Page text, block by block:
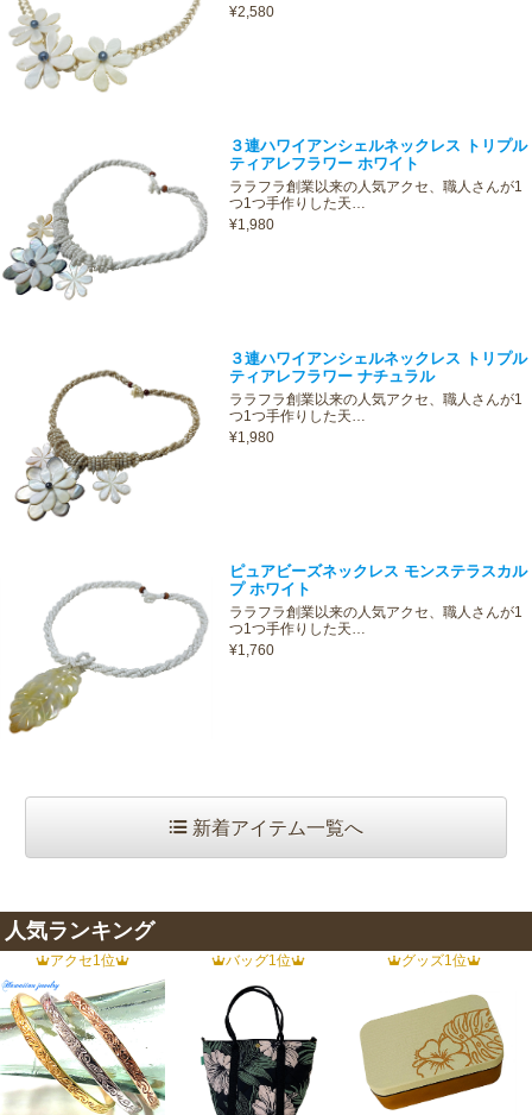
¥2,580
３連ハワイアンシェルネックレス トリプル
ティアレフラワー ホワイト
ララフラ創業以来の人気アクセ、職人さんが1
つ1つ手作りした天…
¥1,980
３連ハワイアンシェルネックレス トリプル
ティアレフラワー ナチュラル
ララフラ創業以来の人気アクセ、職人さんが1
つ1つ手作りした天…
¥1,980
ピュアビーズネックレス モンステラスカル
プ ホワイト
ララフラ創業以来の人気アクセ、職人さんが1
つ1つ手作りした天…
¥1,760
新着アイテム一覧へ
人気ランキング
アクセ1位 バッグ1位 グッズ1位